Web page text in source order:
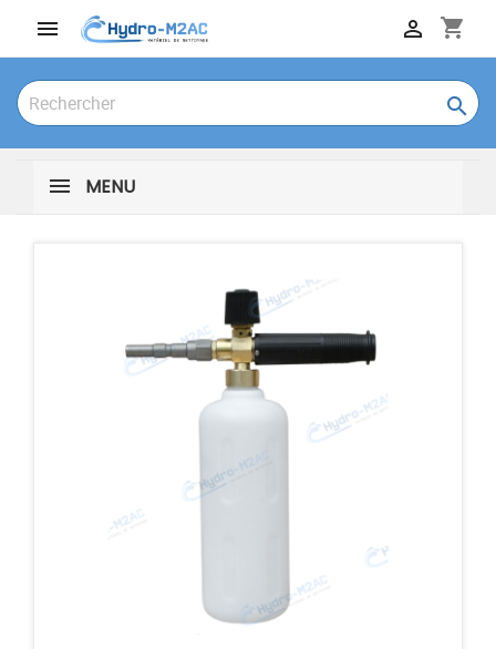
 shopping_cart


MENU